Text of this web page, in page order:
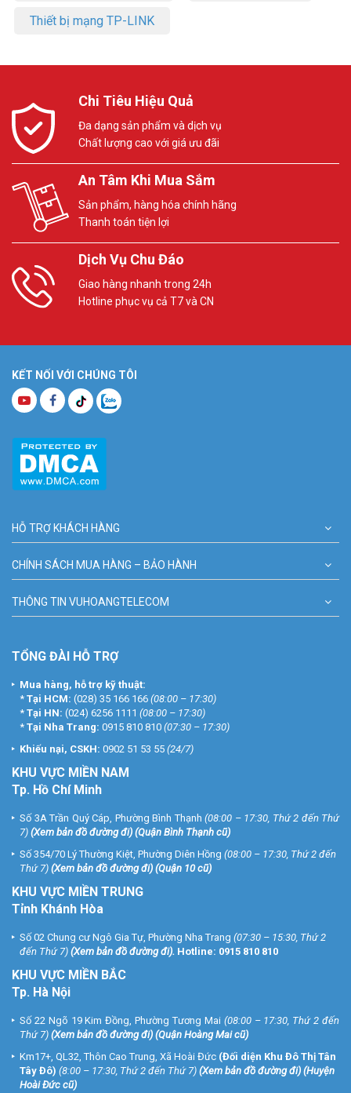
Thiết bị mạng TP-LINK
Chi Tiêu Hiệu Quả
Đa dạng sản phẩm và dịch vụ
Chất lượng cao với giá ưu đãi
An Tâm Khi Mua Sắm
Sản phẩm, hàng hóa chính hãng
Thanh toán tiện lợi
Dịch Vụ Chu Đáo
Giao hàng nhanh trong 24h
Hotline phục vụ cả T7 và CN
KẾT NỐI VỚI CHÚNG TÔI
HỖ TRỢ KHÁCH HÀNG
CHÍNH SÁCH MUA HÀNG – BẢO HÀNH
THÔNG TIN VUHOANGTELECOM
TỔNG ĐÀI HỖ TRỢ
Mua hàng, hỗ trợ kỹ thuật:
* Tại HCM: (028) 35 166 166 (08:00 – 17:30)
* Tại HN: (024) 6256 1111 (08:00 – 17:30)
* Tại Nha Trang: 0915 810 810 (07:30 – 17:30)
Khiếu nại, CSKH: 0902 51 53 55 (24/7)
KHU VỰC MIỀN NAM
Tp. Hồ Chí Minh
Số 3A Trần Quý Cáp, Phường Bình Thạnh (08:00 – 17:30, Thứ 2 đến Thứ
7) (Xem bản đồ đường đi) (Quận Bình Thạnh cũ)
Số 354/70 Lý Thường Kiệt, Phường Diên Hồng (08:00 – 17:30, Thứ 2 đến
Thứ 7) (Xem bản đồ đường đi) (Quận 10 cũ)
KHU VỰC MIỀN TRUNG
Tỉnh Khánh Hòa
Số 02 Chung cư Ngô Gia Tự, Phường Nha Trang (07:30 – 15:30, Thứ 2
đến Thứ 7) (Xem bản đồ đường đi). Hotline: 0915 810 810
KHU VỰC MIỀN BẮC
Tp. Hà Nội
Số 22 Ngõ 19 Kim Đồng, Phường Tương Mai (08:00 – 17:30, Thứ 2 đến
Thứ 7) (Xem bản đồ đường đi) (Quận Hoàng Mai cũ)
Km17+, QL32, Thôn Cao Trung, Xã Hoài Đức (Đối diện Khu Đô Thị Tân
Tây Đô) (8:00 – 17:30, Thứ 2 đến Thứ 7) (Xem bản đồ đường đi) (Huyện
Hoài Đức cũ)